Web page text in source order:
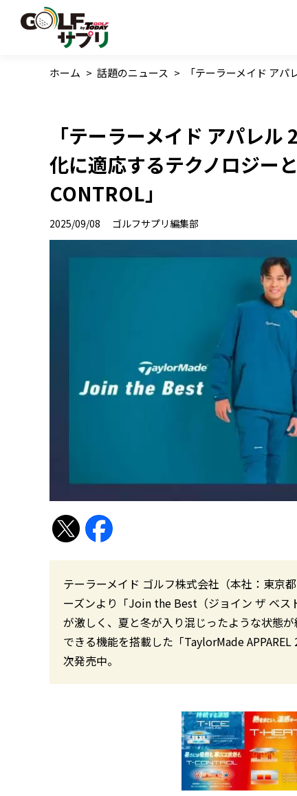
ホーム > 話題のニュース > 「テーラーメイド ア
「テーラーメイド アパレ
化に適応するテクノロジー
CONTROL」
2025/09/08 ゴルフサプリ編集部
テーラーメイド ゴルフ株式会社（本社：東京
ーズンより「Join the Best（ジョイン ザ ベス
が激しく、夏と冬が入り混じったような状態
できる機能を搭載した「TaylorMade
次発売中。